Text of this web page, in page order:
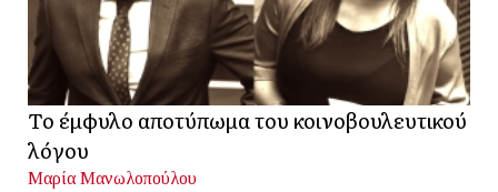
Το έμφυλο αποτύπωμα του κοινοβουλευτικού
λόγου
Μαρία Μανωλοπούλου